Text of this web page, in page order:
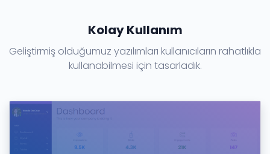
Kolay Kullanım
Geliştirmiş olduğumuz yazılımları kullanıcıların rahatlıkla
kullanabilmesi için tasarladık.